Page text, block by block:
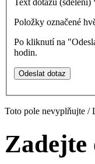
Text dotazu (sdělení)
Položky označené
Po kliknutí na
hodin.
Toto pole nevyplňujte /
Zadejte